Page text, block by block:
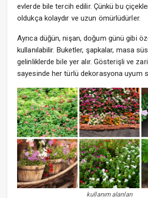
evlerde bile tercih edilir. Çünkü bu
oldukça kolaydır ve uzun ömürlüdürler.
Ayrıca düğün, nişan, doğum günü gibi
kullanılabilir. Buketler, şapkalar, masa
gelinliklerde bile yer alır. Gösterişli ve
sayesinde her türlü dekorasyona uyum
kullanım alanları